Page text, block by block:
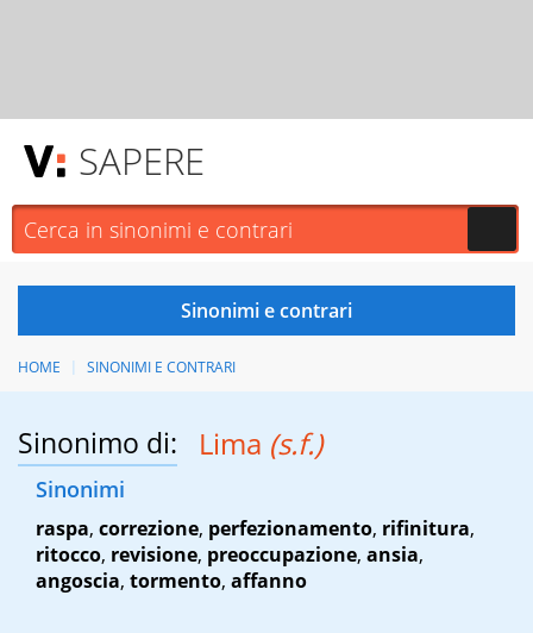
SAPERE
HOME SINONIMI E CONTRARI
Sinonimo di: Lima (s.f.)
Sinonimi
raspa, correzione, perfezionamento, rifinitura,
ritocco, revisione, preoccupazione, ansia,
angoscia, tormento, affanno